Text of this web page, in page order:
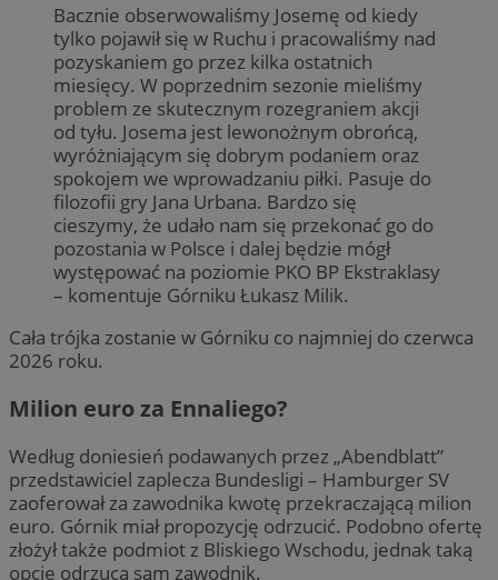
Bacznie obserwowaliśmy Josemę od kiedy
tylko pojawił się w Ruchu i pracowaliśmy nad
pozyskaniem go przez kilka ostatnich
miesięcy. W poprzednim sezonie mieliśmy
problem ze skutecznym rozegraniem akcji
od tyłu. Josema jest lewonożnym obrońcą,
wyróżniającym się dobrym podaniem oraz
spokojem we wprowadzaniu piłki. Pasuje do
filozofii gry Jana Urbana. Bardzo się
cieszymy, że udało nam się przekonać go do
pozostania w Polsce i dalej będzie mógł
występować na poziomie PKO BP Ekstraklasy
– komentuje Górniku Łukasz Milik.
Cała trójka zostanie w Górniku co najmniej do czerwca
2026 roku.
Milion euro za Ennaliego?
Według doniesień podawanych przez „Abendblatt”
przedstawiciel zaplecza Bundesligi – Hamburger SV
zaoferował za zawodnika kwotę przekraczającą milion
euro. Górnik miał propozycję odrzucić. Podobno ofertę
złożył także podmiot z Bliskiego Wschodu, jednak taką
opcję odrzuca sam zawodnik.